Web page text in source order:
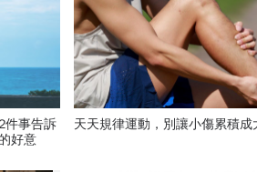
件事告訴
好意
天天規律運動，別讓小傷累積成